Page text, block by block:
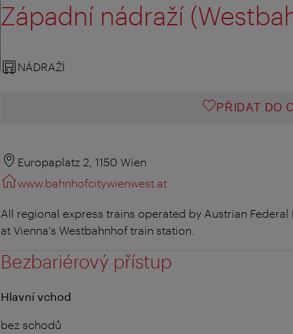
Západní nádraží
NÁDRAŽÍ
PŘIDAT DO
Europaplatz 2, 1150 Wien
www.bahnhofcitywienwest.at
All regional express trains operated by Austrian
at Vienna's Westbahnhof train station.
Bezbariérový přístup
Hlavní vchod
bez schodů